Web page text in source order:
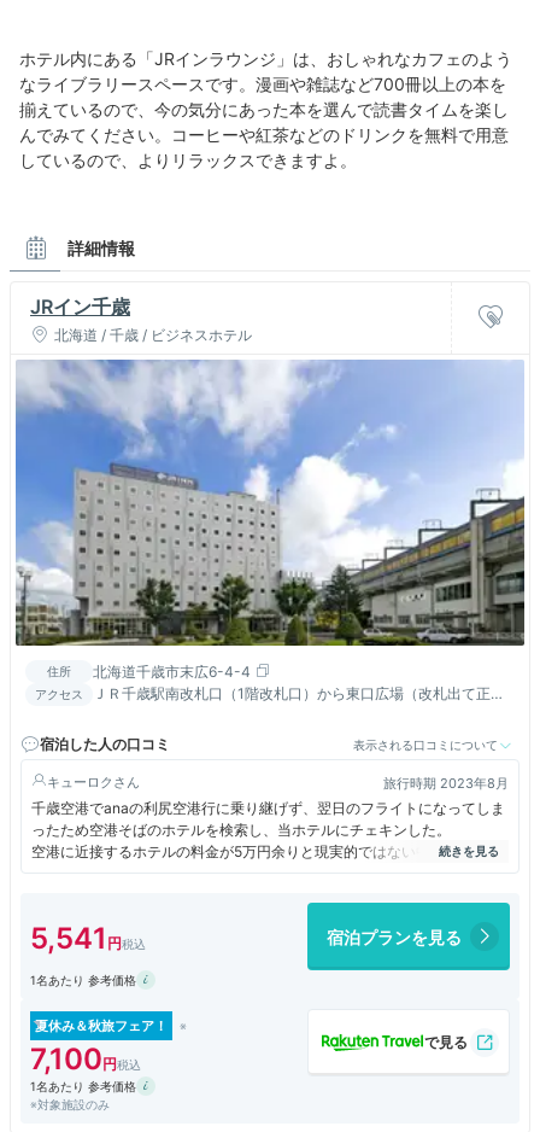
ホテル内にある「JRインラウンジ」は、おしゃれなカフェのよう
なライブラリースペースです。漫画や雑誌など700冊以上の本を
揃えているので、今の気分にあった本を選んで読書タイムを楽し
んでみてください。コーヒーや紅茶などのドリンクを無料で用意
しているので、よりリラックスできますよ。
詳細情報
JRイン千歳
北海道 / 千歳 / ビジネスホテル
住所 北海道千歳市末広6-4-4
アクセス
ＪＲ千歳駅南改札口（1階改札口）から東口広場（改札出て正面
宿泊した人の口コミ
表示される口コミについて
キューロク 旅行時期 2023年8月
千歳空港でanaの利尻空港行に乗り継げず、翌日のフライトになってしま
ったため空港そばのホテルを検索し、当ホテルにチェキンした。
空港に近接するホテルの料金が5万円余りと現実的ではない中で、18,000
円の料金を提示してきたが、お盆の繁忙期ということと、当日の予約のた
空港からJRで30分ほどの距離が苦にならなければ非常時のチェキンの選
択肢の一つとなるだろう。
5,541 宿泊プランを見る
1名あたり 参考価格
夏休み＆秋旅フェア！
7,100
1名あたり 参考価格
※対象施設のみ